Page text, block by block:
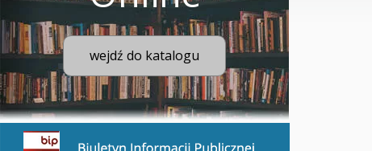
wejdź do katalogu
Przejdź na stronę BIP